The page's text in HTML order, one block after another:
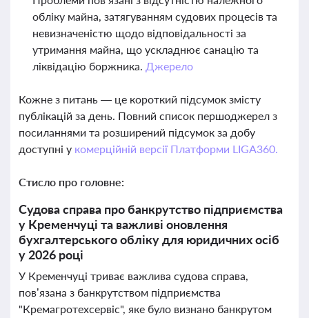
обліку майна, затягуванням судових процесів та
невизначеністю щодо відповідальності за
утримання майна, що ускладнює санацію та
ліквідацію боржника. Джерело
Кожне з питань — це короткий підсумок змісту
публікацій за день. Повний список першоджерел з
посиланнями та розширений підсумок за добу
доступні у комерційній версії Платформи LIGA360.
Стисло про головне:
Судова справа про банкрутство підприємства
у Кременчуці та важливі оновлення
бухгалтерського обліку для юридичних осіб
у 2026 році
У Кременчуці триває важлива судова справа,
пов’язана з банкрутством підприємства
"Кремагротехсервіс", яке було визнано банкрутом